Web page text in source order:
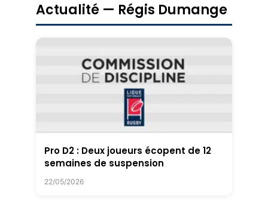
Actualité — Régis Dumange
Pro D2 : Deux joueurs écopent de 12
semaines de suspension
22/05/2026